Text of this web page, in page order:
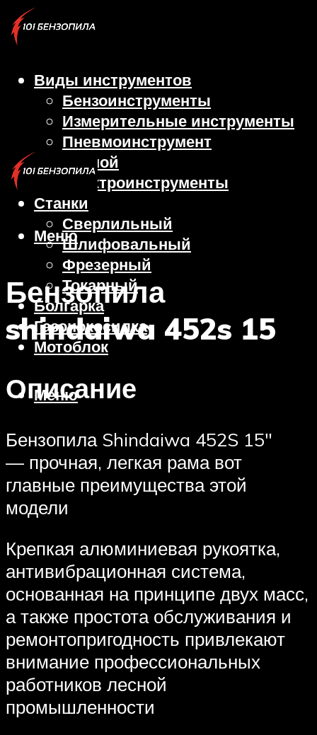
Виды инструментов
Бензоинструменты
Измерительные инструменты
Пневмоинструмент
Ручной
Электроинструменты
Станки
Сверлильный
Шлифовальный
Фрезерный
Токарный
Болгарка
Газонокосилка
Мотоблок
Меню
Меню
Бензопила
shindaiwa 452s 15
Описание
Бензопила Shindaiwa 452S 15″
— прочная, легкая рама вот
главные преимущества этой
модели
Крепкая алюминиевая рукоятка,
антивибрационная система,
основанная на принципе двух масс,
а также простота обслуживания и
ремонтопригодность привлекают
внимание профессиональных
работников лесной
промышленности